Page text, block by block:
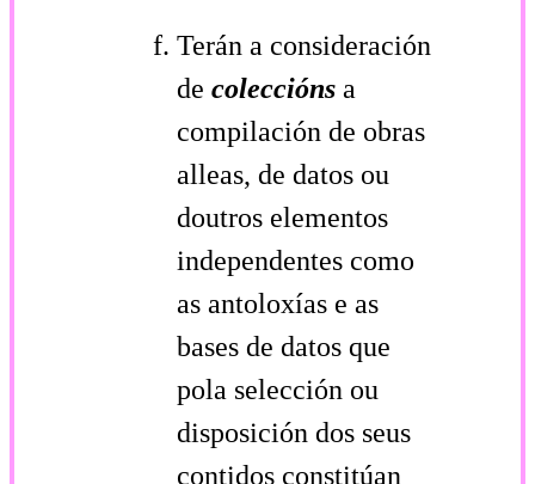
Terán a consideración
de coleccións a
compilación de obras
alleas, de datos ou
doutros elementos
independentes como
as antoloxías e as
bases de datos que
pola selección ou
disposición dos seus
contidos constitúan